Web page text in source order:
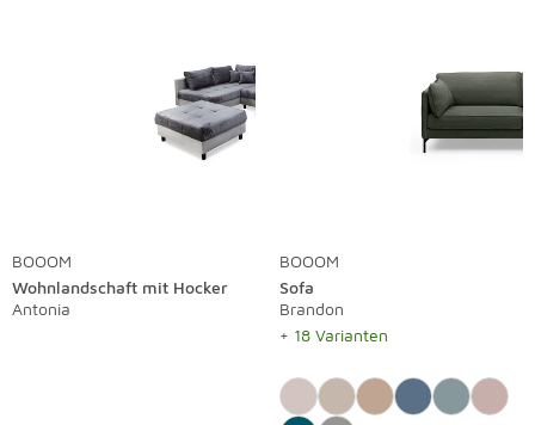
BOOOM
Wohnlandschaft mit Hocker
Antonia
BOOOM
Sofa
Brandon
+ 18 Varianten